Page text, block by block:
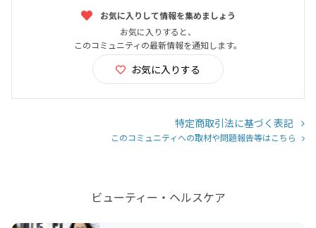
お気に入りして情報を集めましょう
お気に入りすると、
このコミュニティの最新情報を通知します。
お気に入りする
特定商取引法に基づく表記
このコミュニティへの取材や問題報告等はこちら
ビューティー・ヘルスケア